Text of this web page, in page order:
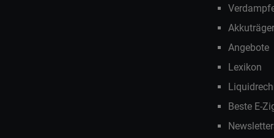
Akkuträger
Angebote
Lexikon
Beste E-